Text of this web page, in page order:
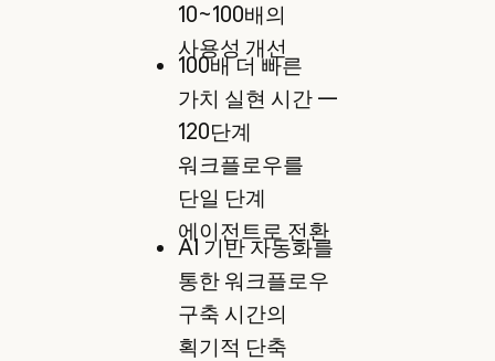
10~100배의
사용성 개선
100배 더 빠른
가치 실현 시간 —
120단계
워크플로우를
단일 단계
에이전트로 전환
AI 기반 자동화를
통한 워크플로우
구축 시간의
획기적 단축